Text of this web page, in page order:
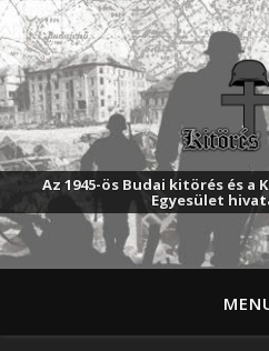
Az 1945-ös Budai kitörés és a
Egyesület